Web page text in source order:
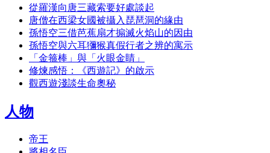
從羅漢向唐三藏索要好處談起
唐僧在西梁女國被攝入琵琶洞的緣由
孫悟空三借芭蕉扇才搧滅火焰山的因由
孫悟空與六耳獼猴真假行者之辨的寓示
「金箍棒」與「火眼金睛」
修煉感悟：《西遊記》的啟示
觀西遊淺談生命奧秘
人物
帝王